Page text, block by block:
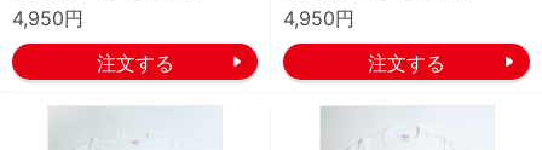
4,950円 4,950円